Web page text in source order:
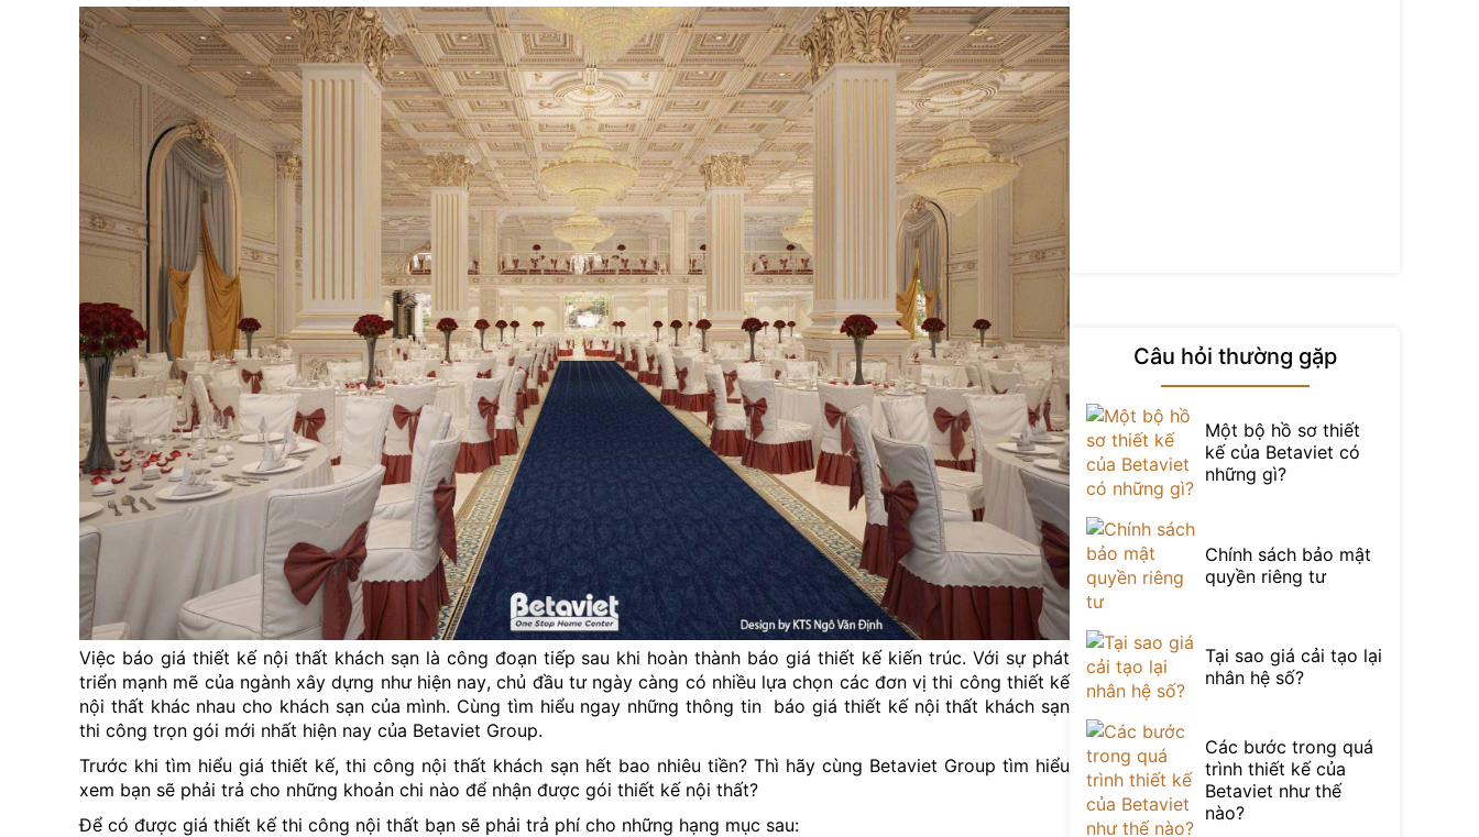
Việc báo giá thiết kế nội thất khách sạn là công đoạn tiếp sau khi hoàn thành báo giá thiết kế kiến trúc. Với sự phát
triển mạnh mẽ của ngành xây dựng như hiện nay, chủ đầu tư ngày càng có nhiều lựa chọn các đơn vị thi công thiết kế
nội thất khác nhau cho khách sạn của mình. Cùng tìm hiểu ngay những thông tin báo giá thiết kế nội thất khách sạn
thi công trọn gói mới nhất hiện nay của Betaviet Group.
Trước khi tìm hiểu giá thiết kế, thi công nội thất khách sạn hết bao nhiêu tiền? Thì hãy cùng Betaviet Group tìm hiểu
xem bạn sẽ phải trả cho những khoản chi nào để nhận được gói thiết kế nội thất?
Để có được giá thiết kế thi công nội thất bạn sẽ phải trả phí cho những hạng mục sau:
Câu hỏi thường gặp
Một bộ hồ sơ thiết
kế của Betaviet có
những gì?
Chính sách bảo mật
quyền riêng tư
Tại sao giá cải tạo lại
nhân hệ số?
Các bước trong quá
trình thiết kế của
Betaviet như thế
nào?